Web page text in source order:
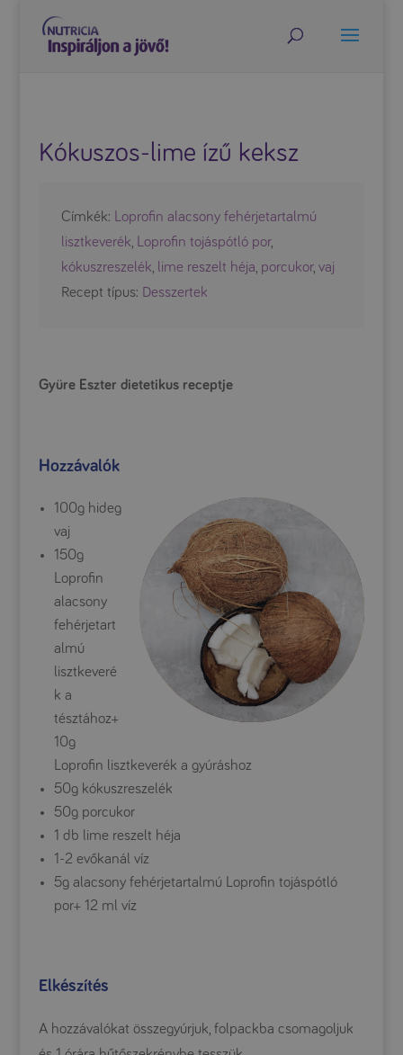
Kókuszos-lime ízű keksz
Címkék: Loprofin alacsony fehérjetartalmú
lisztkeverék, Loprofin tojáspótló por,
kókuszreszelék, lime reszelt héja, porcukor, vaj
Recept típus: Desszertek
Gyüre Eszter dietetikus receptje
Hozzávalók
100g hideg
vaj
150g
Loprofin
alacsony
fehérjetart
almú
lisztkeveré
k a
tésztához+
10g
Loprofin lisztkeverék a gyúráshoz
50g kókuszreszelék
50g porcukor
1 db lime reszelt héja
1-2 evőkanál víz
5g alacsony fehérjetartalmú Loprofin tojáspótló
por+ 12 ml víz
Elkészítés
A hozzávalókat összegyúrjuk, folpackba csomagoljuk